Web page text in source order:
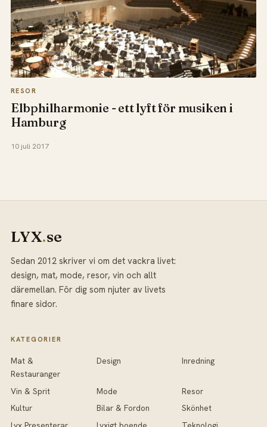
RESOR
Elbphilharmonie - ett lyft för musiken i
Hamburg
10 juli 2017
LYX.se
Sedan 2012 skriver vi om det vackra livet:
design, mat, mode, resor, vin och allt
däremellan. För dig som njuter av livets
finare sidor.
KATEGORIER
Mat &
Restauranger
Design Inredning
Vin & Sprit Mode
Resor
Kultur
Bilar & Fordon
Skönhet